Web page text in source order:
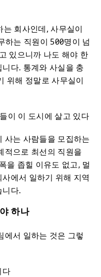
회사인데, 사무실이
하는 직원이 500명이 넘
있으니까 나도 해야 한
다. 통계와 사실을 충
위해 정말로 사무실이
이 이 도시에 살고 있다
사는 사람들을 모집하는
적으로 최선의 직원을
을 좁힐 이유도 없고, 멀
에서 일하기 위해 지역
다.
하나
에서 일하는 것은 그렇
다